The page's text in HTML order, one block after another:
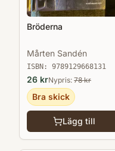
Bröderna
Mårten Sandén
ISBN: 9789129668131
26 krNypris: 78kr
Bra skick
Lägg till